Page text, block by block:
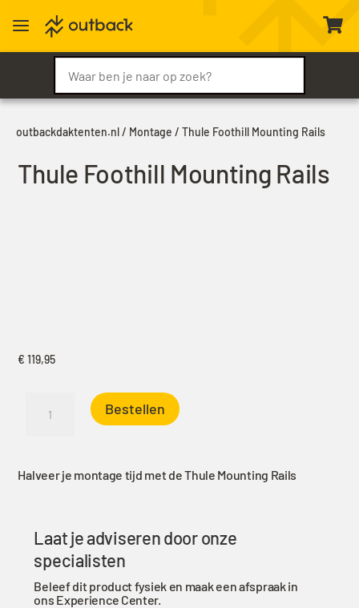
a 
outbackdaktenten.nl/ Montage / Thule Foothill Mounting Rails
Thule Foothill Mounting Rails
€ 119,95
Foothill
aantal
Bestellen
Halveer je montage tijd met de Thule Mounting Rails
Laat je adviseren door onze
specialisten
Beleef dit product fysiek en maak een afspraak in
ons Experience Center.